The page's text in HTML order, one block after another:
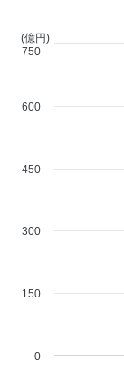
0
150
300
450
600
(億円)
750